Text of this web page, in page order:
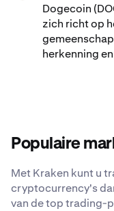
Dogecoin
zich richt op
herkenning
Populaire
Met Kraken kunt u
cryptocurrency's
van de top trading-